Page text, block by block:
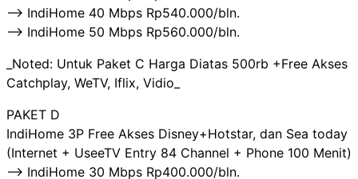
——> IndiHome 40 Mbps Rp540.000/bln.
——> IndiHome 50 Mbps Rp560.000/bln.
_Noted: Untuk Paket C Harga Diatas 500rb +Free Akses
Catchplay, WeTV, Iflix, Vidio_
PAKET D
IndiHome 3P Free Akses Disney+Hotstar, dan Sea today
(Internet + UseeTV Entry 84 Channel + Phone 100 Menit)
——> IndiHome 30 Mbps Rp400.000/bln.